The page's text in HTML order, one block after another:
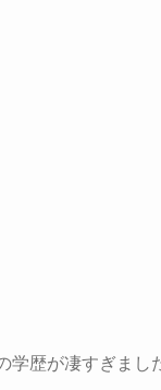
歴が凄すぎまし